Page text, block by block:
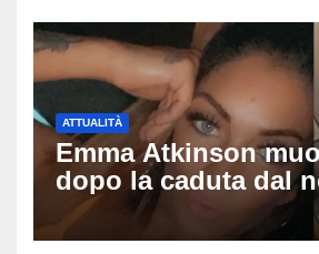
ATTUALITÀ
Emma Atkinson
dopo la caduta dal
piano: la figlia nasce
minuti dopo e sta